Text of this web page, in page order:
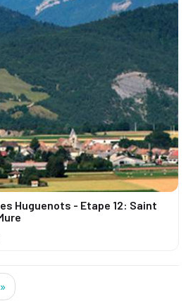
Huguenots - Etape 12: Saint
»